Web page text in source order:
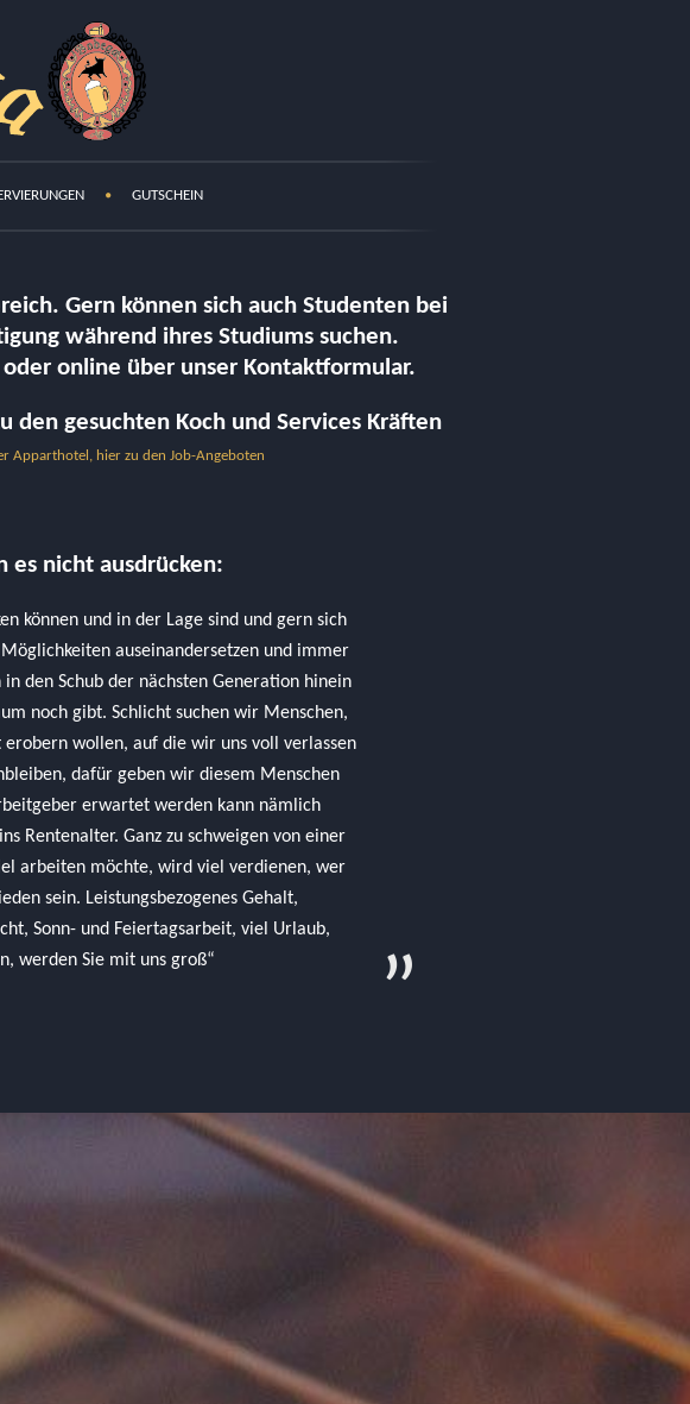
GUTSCHEIN
Gern können sich auch Studenten bei
während ihres Studiums suchen.
online über unser Kontaktformular.
gesuchten Koch und Services Kräften
Apparthotel, hier zu den Job-Angeboten
es nicht ausdrücken:
können und in der Lage sind und gern sich
auseinandersetzen und immer
den Schub der nächsten Generation hinein
noch gibt. Schlicht suchen wir Menschen,
wollen, auf die wir uns voll verlassen
dafür geben wir diesem Menschen
erwartet werden kann nämlich
Rentenalter. Ganz zu schweigen von einer
arbeiten möchte, wird viel verdienen, wer
sein. Leistungsbezogenes Gehalt,
Sonn- und Feiertagsarbeit, viel Urlaub,
werden Sie mit uns groß“